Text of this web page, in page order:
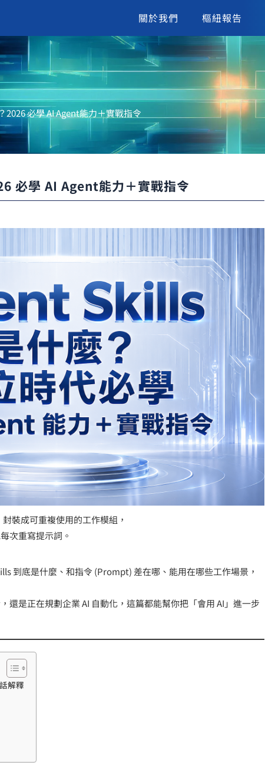
關於我們 樞紐報告
2026 必學 AI Agent能力＋實戰指令
必學 AI Agent能力＋實戰指令
裝成可重複使用的工作模組，
次重寫提示詞。
到底是什麼、和指令 (Prompt) 差在哪、能用在哪些工作場景，
還是正在規劃企業 AI 自動化，這篇都能幫你把「會用 AI」進一步
解釋